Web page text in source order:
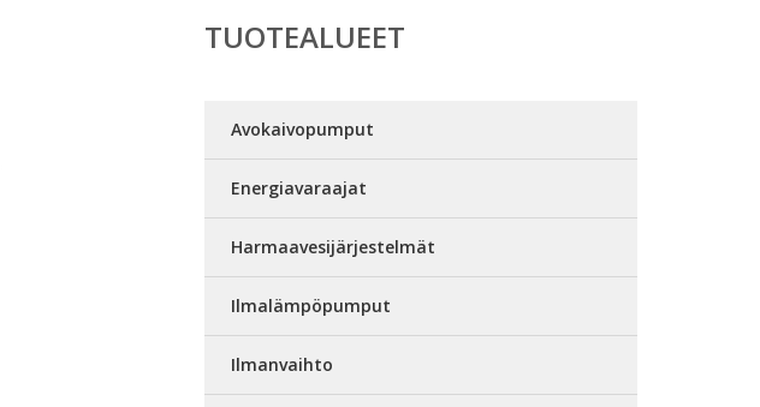
TUOTEALUEET
Avokaivopumput
Energiavaraajat
Harmaavesijärjestelmät
Ilmalämpöpumput
Ilmanvaihto